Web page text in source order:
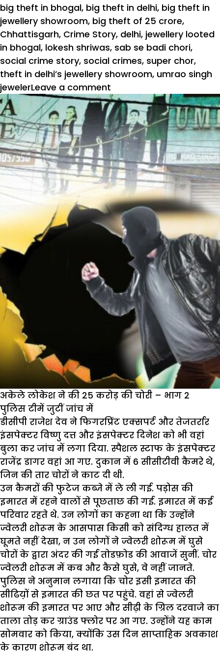
big theft in bhogal, big theft in delhi, big theft in
jewellery showroom, big theft of 25 crore,
Chhattisgarh, Crime Story, delhi, jewellery looted
in bhogal, lokesh shriwas, sab se badi chori,
social crime story, social crimes, super chor,
theft in delhi’s jewellery showroom, umrao singh
jewelerLeave a comment
अकेले लोकेश ने की 25 करोड़ की चोरी – भाग 2
पुलिस टीमें जुटीं जांच में
डीसीपी राजेश देव ने फिगरप्रिंट एक्सपर्ट और तेजतर्रार
इंसपेक्टर विष्णु दत्त और इंसपेक्टर दिनेश को भी वहां
बुला कर जांच में लगा दिया. स्पैशल स्टाफ के इंसपेक्टर
राजेंद्र डागर वहां आ गए. दुकान में 6 सीसीटीवी कैमरे थे,
जिन की तार चोरों ने काट दी थी.
उन कैमरों की फुटेज कब्जे में ले ली गई. पड़ोस की
इमारत में रहने वालों से पूछताछ की गई. इमारत में कई
परिवार रहते थे. उन लोगों का कहना था कि उन्होंने
ज्वेलरी शोरूम के आसपास किसी को संदिग्ध हालत में
घूमते नहीं देखा, न उन लोगों ने ज्वेलरी शोरूम में घुसे
चोरों के द्वारा अंदर की गई तोडफ़ोड की आवाजें सुनीं. चोर
ज्वेलरी शोरूम में कब और कैसे घुसे, वे नहीं जानते.
पुलिस ने अनुमान लगाया कि चोर इसी इमारत की
सीढिय़ों से इमारत की छत पर पहुंचे. वहां से ज्वेलरी
शोरूम की इमारत पर आए और सीढ़ी के ग्रिल दरवाजे का
ताला तोड़ कर ग्राउंड फ्लोर पर आ गए. उन्होंने यह काम
सोमवार को किया, क्योंकि उस दिन साप्ताहिक अवकाश
के कारण शोरूम बंद था.